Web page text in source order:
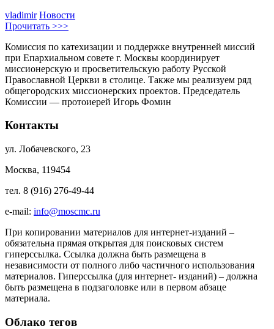
vladimir Новости
Прочитать >>>
Комиссия по катехизации и поддержке внутренней миссий
при Епархиальном совете г. Москвы координирует
миссионерскую и просветительскую работу Русской
Православной Церкви в столице. Также мы реализуем ряд
общегородских миссионерских проектов. Председатель
Комиссии — протоиерей Игорь Фомин
Контакты
ул. Лобачевского, 23
Москва, 119454
тел. 8 (916) 276-49-44
e-mail: info@moscmc.ru
При копировании материалов для интернет-изданий –
обязательна прямая открытая для поисковых систем
гиперссылка. Ссылка должна быть размещена в
независимости от полного либо частичного использования
материалов. Гиперссылка (для интернет- изданий) – должна
быть размещена в подзаголовке или в первом абзаце
материала.
Облако тегов